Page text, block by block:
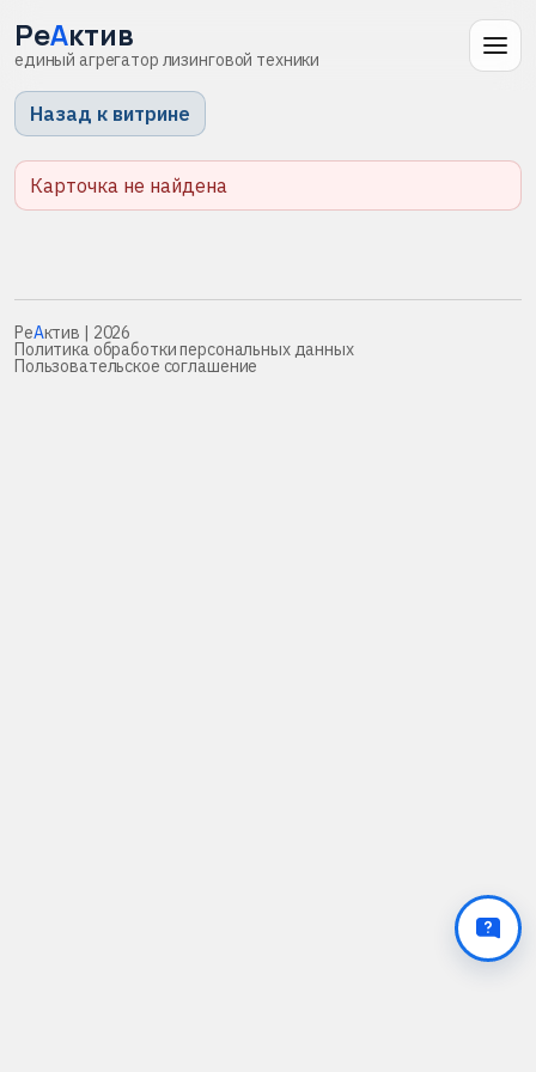
РеАктив
единый агрегатор лизинговой техники
Назад к витрине
Карточка не найдена
РеАктив | 2026
Политика обработки персональных данных
Пользовательское соглашение